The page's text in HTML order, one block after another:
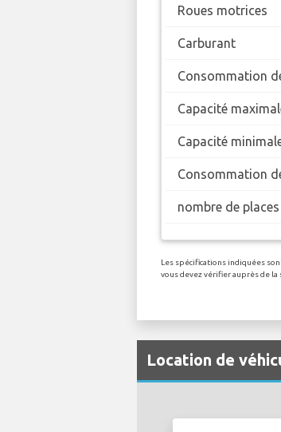
Roues motrices
Carburant
Consommation
Capacité
Capacité
Consommation
nombre de places
Les spécifications indiquées
vous devez vérifier auprès de
Location de